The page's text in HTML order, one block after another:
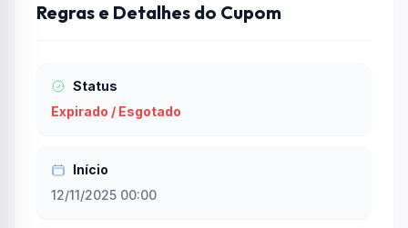
Regras e Detalhes do Cupom
Status
Expirado / Esgotado
Início
12/11/2025 00:00